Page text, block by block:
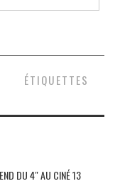
ÉTIQUETTES
DU 4″ AU CINÉ 13